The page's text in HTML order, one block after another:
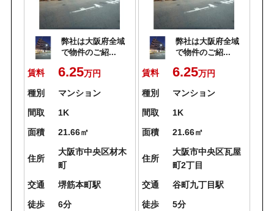
弊社は大阪府全域
で物件のご紹...
賃料 6.25万円
種別
マンション
間取
1K
面積
21.66㎡
住所
大阪市中央区材木
町
交通
堺筋本町駅
徒歩
6分
弊社は大阪府全域
で物件のご紹...
賃料 6.25万円
種別
マンション
間取
1K
面積
21.66㎡
住所
大阪市中央区瓦屋
町2丁目
交通
谷町九丁目駅
徒歩
5分